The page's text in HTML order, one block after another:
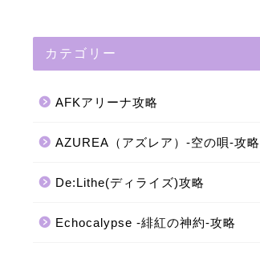
カテゴリー
AFKアリーナ攻略
AZUREA（アズレア）-空の唄-攻略
De:Lithe(ディライズ)攻略
Echocalypse -緋紅の神約-攻略